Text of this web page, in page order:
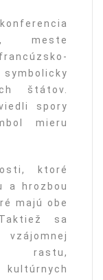
meste
štátov.
spory
mieru
ktoré
a hrozbou
majú obe
sa
rastu,